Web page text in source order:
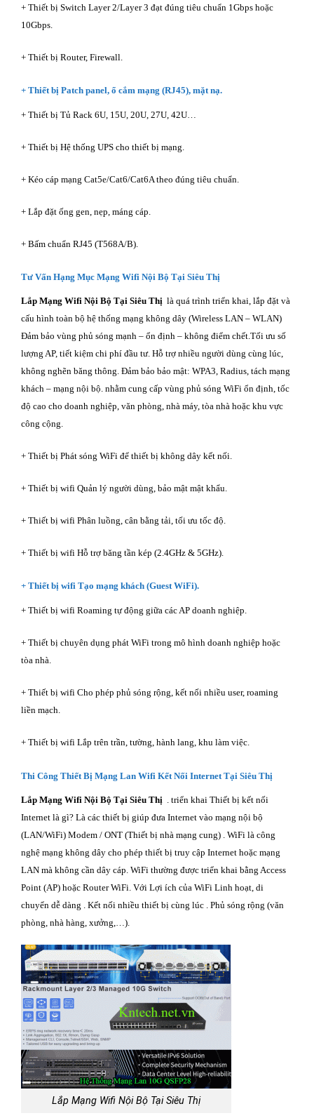
+ Thiết bị Switch Layer 2/Layer 3 đạt đúng tiêu chuẩn 1Gbps hoặc
10Gbps.
+ Thiết bị Router, Firewall.
+ Thiết bị Patch panel, ổ cắm mạng (RJ45), mặt nạ.
+ Thiết bị Tủ Rack 6U, 15U, 20U, 27U, 42U…
+ Thiết bị Hệ thống UPS cho thiết bị mạng.
+ Kéo cáp mạng Cat5e/Cat6/Cat6A theo đúng tiêu chuẩn.
+ Lắp đặt ống gen, nẹp, máng cáp.
+ Bấm chuẩn RJ45 (T568A/B).
Tư Vấn Hạng Mục Mạng Wifi Nội Bộ Tại Siêu Thị
Lắp Mạng Wifi Nội Bộ Tại Siêu Thị là quá trình triển khai, lắp đặt và
cấu hình toàn bộ hệ thống mạng không dây (Wireless LAN – WLAN)
Đảm bảo vùng phủ sóng mạnh – ổn định – không điểm chết.Tối ưu số
lượng AP, tiết kiệm chi phí đầu tư. Hỗ trợ nhiều người dùng cùng lúc,
không nghẽn băng thông. Đảm bảo bảo mật: WPA3, Radius, tách mạng
khách – mạng nội bộ. nhằm cung cấp vùng phủ sóng WiFi ổn định, tốc
độ cao cho doanh nghiệp, văn phòng, nhà máy, tòa nhà hoặc khu vực
công cộng.
+ Thiết bị Phát sóng WiFi để thiết bị không dây kết nối.
+ Thiết bị wifi Quản lý người dùng, bảo mật mật khẩu.
+ Thiết bị wifi Phân luồng, cân bằng tải, tối ưu tốc độ.
+ Thiết bị wifi Hỗ trợ băng tần kép (2.4GHz & 5GHz).
+ Thiết bị wifi Tạo mạng khách (Guest WiFi).
+ Thiết bị wifi Roaming tự động giữa các AP doanh nghiệp.
+ Thiết bị chuyên dụng phát WiFi trong mô hình doanh nghiệp hoặc
tòa nhà.
+ Thiết bị wifi Cho phép phủ sóng rộng, kết nối nhiều user, roaming
liền mạch.
+ Thiết bị wifi Lắp trên trần, tường, hành lang, khu làm việc.
Thi Công Thiết Bị Mạng Lan Wifi Kết Nối Internet Tại Siêu Thị
Lắp Mạng Wifi Nội Bộ Tại Siêu Thị
. triển khai Thiết bị kết nối
Internet là gì? Là các thiết bị giúp đưa Internet vào mạng nội bộ
(LAN/WiFi) Modem / ONT (Thiết bị nhà mạng cung) . WiFi là công
nghệ mạng không dây cho phép thiết bị truy cập Internet hoặc mạng
LAN mà không cần dây cáp. WiFi thường được triển khai bằng Access
Point (AP) hoặc Router WiFi. Với Lợi ích của WiFi Linh hoạt, di
chuyển dễ dàng . Kết nối nhiều thiết bị cùng lúc . Phủ sóng rộng (văn
phòng, nhà hàng, xưởng,…).
Lắp Mạng Wifi Nội Bộ Tại Siêu Thị